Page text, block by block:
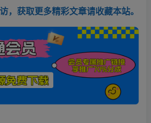
，获取更多精彩文章请收藏本站。